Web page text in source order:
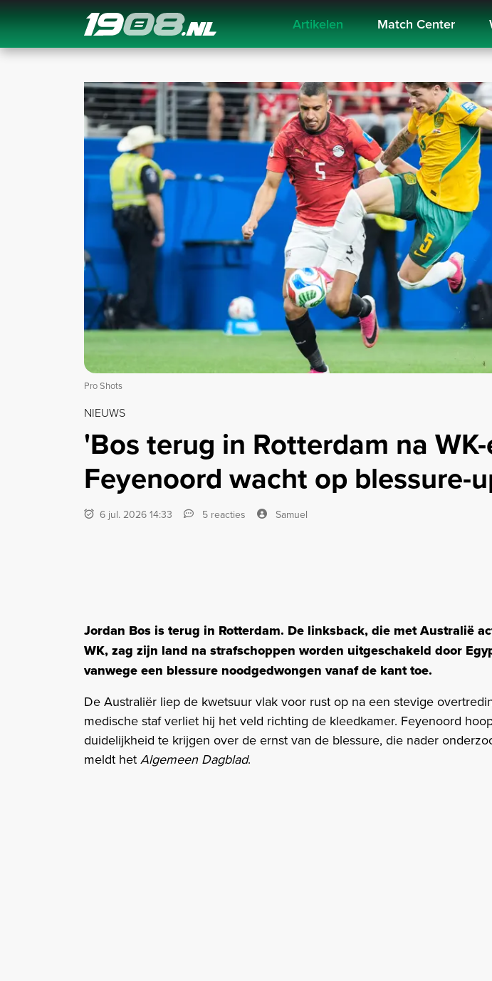
Navigation Artikelen Match Center
Pro Shots
NIEUWS
'Bos terug in Rotterdam na
Feyenoord wacht op blessure-
6 jul. 2026 14:33 5 reacties Samuel
Jordan Bos is terug in Rotterdam. De linksback, die met Australië
WK, zag zijn land na strafschoppen worden uitgeschakeld door
vanwege een blessure noodgedwongen vanaf de kant toe.
De Australiër liep de kwetsuur vlak voor rust op na een stevige
medische staf verliet hij het veld richting de kleedkamer. Feyenoord
duidelijkheid te krijgen over de ernst van de blessure, die nader
meldt het Algemeen Dagblad.